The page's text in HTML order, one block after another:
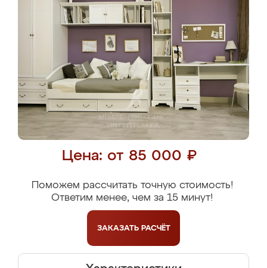
Цена: от 85 000 ₽
Поможем рассчитать точную стоимость!
Ответим менее, чем за 15 минут!
ЗАКАЗАТЬ РАСЧЁТ